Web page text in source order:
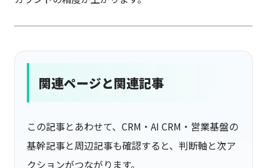
関連ページと関連記事
この記事とあわせて、CRM・AI CRM・営業基盤の
基幹記事と周辺記事も確認すると、判断軸と次ア
クションがつながります。